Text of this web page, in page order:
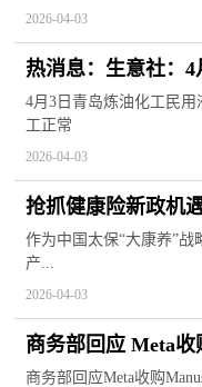
2026-04-03
热消息：生意社：
4月3日青岛炼油化工民用
工正常
2026-04-03
抢抓健康险新政机
作为中国太保“大康养”
产...
2026-04-03
商务部回应 Meta
商务部回应Meta收购